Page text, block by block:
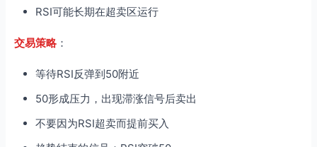
RSI可能长期在超卖区运行
交易策略 ：
等待RSI反弹到50附近
50形成压力，出现滞涨信号后卖出
不要因为RSI超卖而提前买入